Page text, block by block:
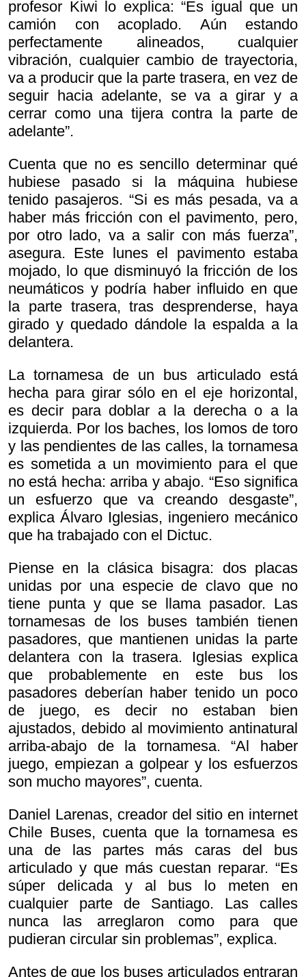
profesor Kiwi lo explica: “Es igual que un
camión con acoplado. Aún estando
perfectamente alineados, cualquier
vibración, cualquier cambio de trayectoria,
va a producir que la parte trasera, en vez de
seguir hacia adelante, se va a girar y a
cerrar como una tijera contra la parte de
adelante”.
Cuenta que no es sencillo determinar qué
hubiese pasado si la máquina hubiese
tenido pasajeros. “Si es más pesada, va a
haber más fricción con el pavimento, pero,
por otro lado, va a salir con más fuerza”,
asegura. Este lunes el pavimento estaba
mojado, lo que disminuyó la fricción de los
neumáticos y podría haber influido en que
la parte trasera, tras desprenderse, haya
girado y quedado dándole la espalda a la
delantera.
La tornamesa de un bus articulado está
hecha para girar sólo en el eje horizontal,
es decir para doblar a la derecha o a la
izquierda. Por los baches, los lomos de toro
y las pendientes de las calles, la tornamesa
es sometida a un movimiento para el que
no está hecha: arriba y abajo. “Eso significa
un esfuerzo que va creando desgaste”,
explica Álvaro Iglesias, ingeniero mecánico
que ha trabajado con el Dictuc.
Piense en la clásica bisagra: dos placas
unidas por una especie de clavo que no
tiene punta y que se llama pasador. Las
tornamesas de los buses también tienen
pasadores, que mantienen unidas la parte
delantera con la trasera. Iglesias explica
que probablemente en este bus los
pasadores deberían haber tenido un poco
de juego, es decir no estaban bien
ajustados, debido al movimiento antinatural
arriba-abajo de la tornamesa. “Al haber
juego, empiezan a golpear y los esfuerzos
son mucho mayores”, cuenta.
Daniel Larenas, creador del sitio en internet
Chile Buses, cuenta que la tornamesa es
una de las partes más caras del bus
articulado y que más cuestan reparar. “Es
súper delicada y al bus lo meten en
cualquier parte de Santiago. Las calles
nunca las arreglaron como para que
pudieran circular sin problemas”, explica.
Antes de que los buses articulados entraran